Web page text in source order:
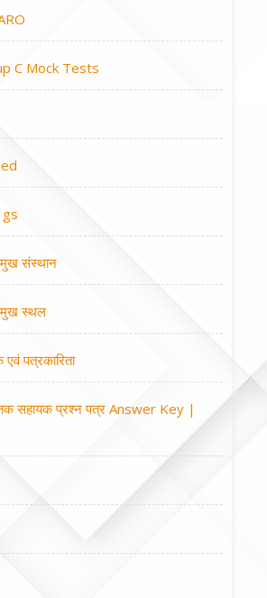
C Mock Tests
संस्थान
स्थल
पत्रकारिता
सहायक प्रश्न पत्र Answer Key |